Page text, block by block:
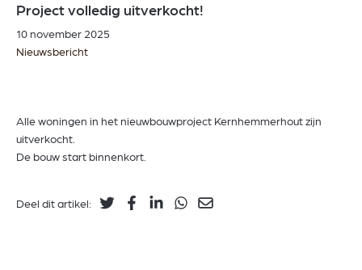
Project volledig uitverkocht!
10 november 2025
Nieuwsbericht
Alle woningen in het nieuwbouwproject Kernhemmerhout zijn
uitverkocht.
De bouw start binnenkort.
Deel dit artikel: